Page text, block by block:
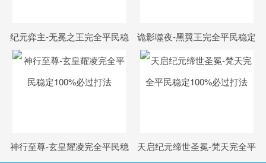
纪元弈主-无冕之王完全平民稳
定100%必过打法
诡影噬夜-黑翼王完全平民稳定
100%必过打法
神行至尊-玄皇耀凌完全平民稳
天启纪元缔世圣冕-梵天完全平